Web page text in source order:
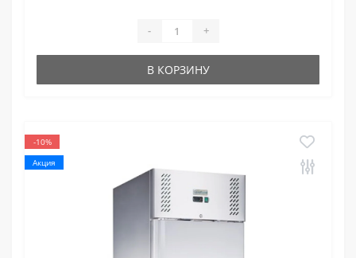
- +
В КОРЗИНУ
-10%
Акция